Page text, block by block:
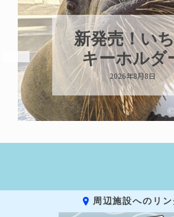
新発売！い
キーホルダ
2026年8月8日
周辺施設へのリン